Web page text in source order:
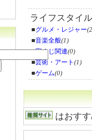
ライフスタイル
■グルメ・レジャー
■音楽全般(1)
■宝くじ関連(0)
■芸術・アート (1)
■ゲーム(0)
はおす